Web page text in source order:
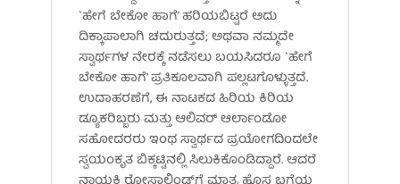
`ಹೇಗೆ ಬೇಕೋ ಹಾಗೆ’ ಹರಿಯಬಿಟ್ಟರೆ ಅದು
ದಿಕ್ಕಾಪಾಲಾಗಿ ಚದುರುತ್ತದೆ; ಅಥವಾ ನಮ್ಮದೇ
ಸ್ವಾರ್ಥಗಳ ನೇರಕ್ಕೆ ನಡೆಸಲು ಬಯಸಿದರೂ `ಹೇಗೆ
ಬೇಕೋ ಹಾಗೆ’ ಪ್ರತಿಕೂಲವಾಗಿ ಪಲ್ಲಟಗೊಳ್ಳುತ್ತದೆ.
ಉದಾಹರಣೆಗೆ, ಈ ನಾಟಕದ ಹಿರಿಯ ಕಿರಿಯ
ಡ್ಯೂಕರಿಬ್ಬರು ಮತ್ತು ಆಲಿವರ್ ಆರ್ಲಾಂಡೋ
ಸಹೋದರರು ಇಂಥ ಸ್ವಾರ್ಥದ ಪ್ರಯೋಗದಿಂದಲೇ
ಸ್ವಯಂಕೃತ ಬಿಕ್ಕಟ್ಟಿನಲ್ಲಿ ಸಿಲುಕಿಕೊಂಡಿದ್ದಾರೆ. ಆದರೆ